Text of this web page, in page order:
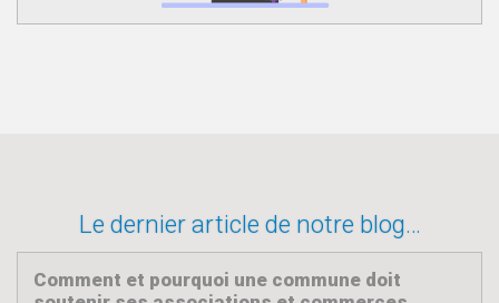
Le dernier article de notre blog…
Comment et pourquoi une commune doit